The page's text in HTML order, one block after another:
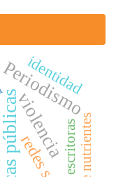
Periodismo
violencia
identidad
escritoras